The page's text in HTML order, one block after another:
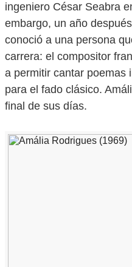
ingeniero César Seabra
embargo, un año
conoció a una persona
carrera: el compositor
a permitir cantar poemas
para el fado clásico.
final de sus días.